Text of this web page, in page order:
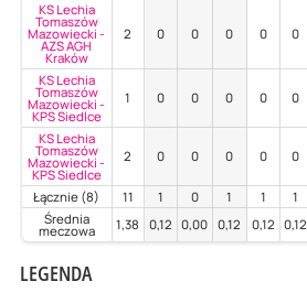
KS Lechia
Tomaszów
Mazowiecki -
AZS AGH
Kraków
2 0 0 0 0 0
KS Lechia
Tomaszów
Mazowiecki -
KPS Siedlce
1 0 0 0 0 0
KS Lechia
Tomaszów
Mazowiecki -
KPS Siedlce
2 0 0 0 0 0
Łącznie (8) 11 1 0 1 1 1
Średnia
meczowa 1,38 0,12 0,00 0,12 0,12 0,12
LEGENDA